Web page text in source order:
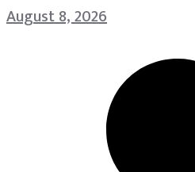
August 8, 2026